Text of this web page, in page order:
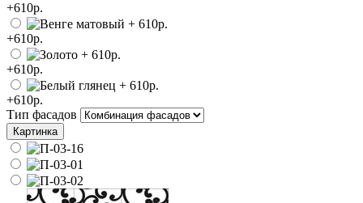
+610р.
+610р.
+610р.
+610р.
Тип фасадов
Картинка